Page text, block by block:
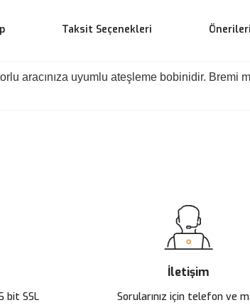
Taksit Seçenekleri
aracınıza uyumlu ateşleme bobinidir. Bremi
bit SSL
İletişim
Sorularınız için telefon ve